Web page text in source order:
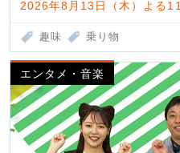
2026年8月13日（木）よる
趣味 乗り物
エンタメ・音楽